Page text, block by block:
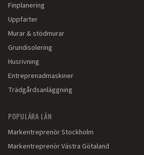
Finplanering
Uppfarter
Murar & stödmurar
Grundisolering
Husrivning
Entreprenadmaskiner
Trädgårdsanläggning
POPULÄRA LÄN
MarkentreprenörStockholm
MarkentreprenörVästra Götaland